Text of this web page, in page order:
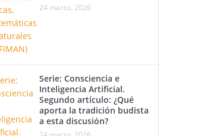
24 marzo, 2026
Serie: Consciencia e
Inteligencia Artificial.
Segundo artículo: ¿Qué
aporta la tradición budista
a esta discusión?